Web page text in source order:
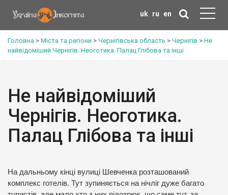
uk ru en
Головна > Міста та регіони > Чернігівська область > Чернігів > Не
найвідоміший Чернігів. Неоготика. Палац Глібова та інші
Не найвідоміший
Чернігів. Неоготика.
Палац Глібова та інші
На дальньому кінці вулиці Шевченка розташований
комплекс готелів. Тут зупиняється на нічліг дуже багато